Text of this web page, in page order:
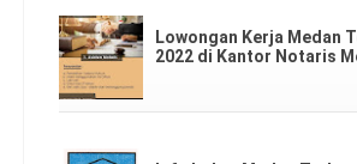
Lowongan Kerja Medan
2022 di Kantor Notaris